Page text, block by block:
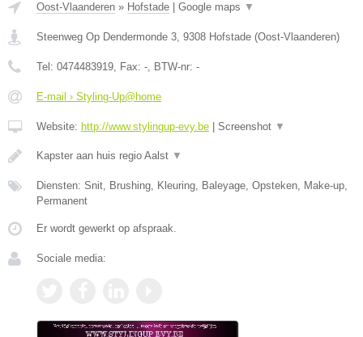
Oost-Vlaanderen » Hofstade Google maps ▼
Steenweg Op Dendermonde 3, 9308 Hofstade (Oost-Vlaanderen)
Tel: 0474483919, Fax: -, BTW-nr: -
E-mail › Styling-Up@home
Website: http://www.stylingup-evy.be Screenshot ▼
Kapster aan huis regio Aalst ▼
Diensten: Snit, Brushing, Kleuring, Baleyage, Opsteken, Make-up,
Permanent
Er wordt gewerkt op afspraak.
Sociale media: